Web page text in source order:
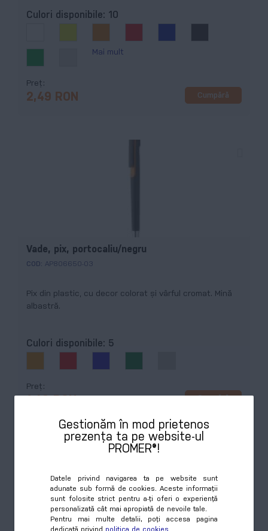
Gestionăm în mod prietenos
prezența ta pe website-ul
PROMER®!
Datele privind navigarea ta pe website sunt
adunate sub formă de cookies. Aceste informații
sunt folosite strict pentru a-ți oferi o experiență
personalizată cât mai apropiată de nevoile tale.
Pentru mai multe detalii, poți accesa pagina
dedicată privind politica de cookies
Culori disponibile: 10
Mai mult
Preț
2,49 RON Cumpără
Vade, pix, portocaliu/negru
COD: AP806650-03
Pix din plastic, cu decor colorat şi vârful cromat. Mină
albastră.
Culori disponibile: 5
Preț